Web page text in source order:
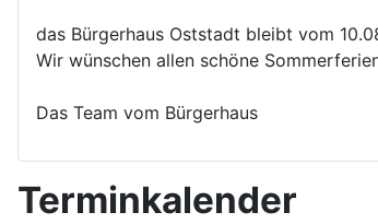
das Bürgerhaus Oststadt bleibt vom
Wir wünschen allen schöne
Das Team vom Bürgerhaus
Terminkalender